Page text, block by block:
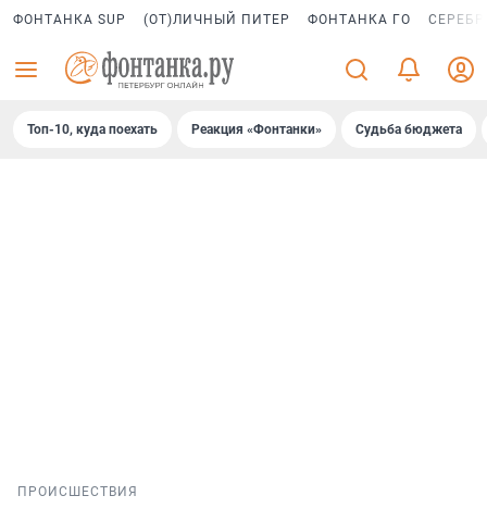
ФОНТАНКА SUP (ОТ)ЛИЧНЫЙ ПИТЕР ФОНТАНКА ГО
Топ-10, куда поехать Реакция «Фонтанки» Судьба бюджета
ПРОИСШЕСТВИЯ